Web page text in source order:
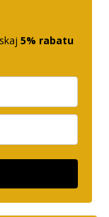
5% rabatu